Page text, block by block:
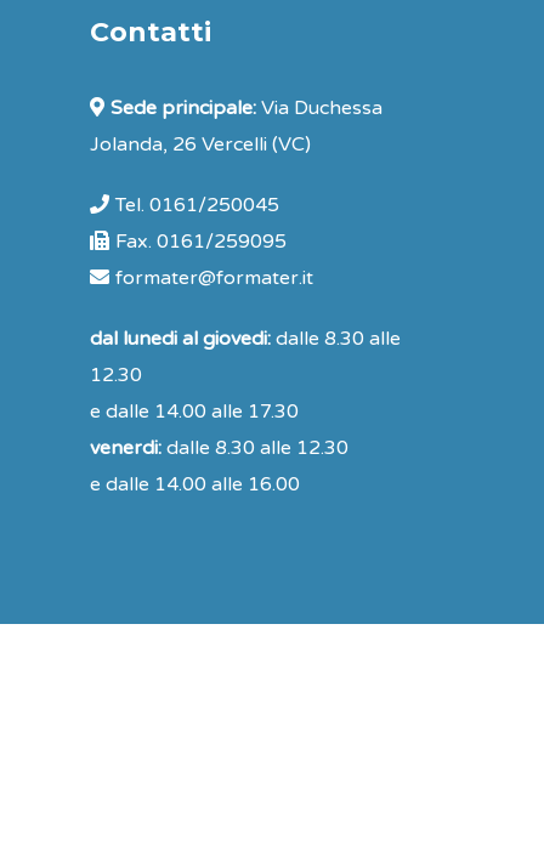
Contatti
Sede principale: Via Duchessa
Jolanda, 26 Vercelli (VC)
Tel. 0161/250045
Fax. 0161/259095
formater@formater.it
dal lunedi al giovedi: dalle 8.30 alle
12.30
e dalle 14.00 alle 17.30
venerdi: dalle 8.30 alle 12.30
e dalle 14.00 alle 16.00